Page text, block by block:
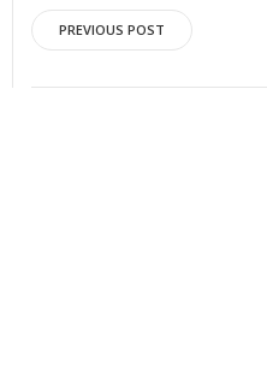
Navigation
de
PREVIOUS POST